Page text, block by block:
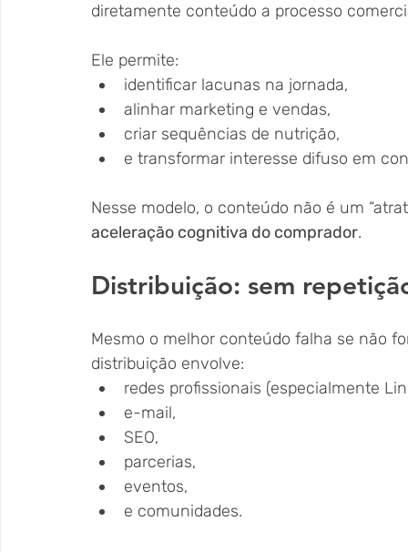
diretamente conteúdo a processo
Ele permite:
identificar lacunas na jornada,
alinhar marketing e vendas,
criar sequências de nutrição,
e transformar interesse difuso em
Nesse modelo, o conteúdo não é um
aceleração cognitiva do comprador.
Distribuição: sem
Mesmo o melhor conteúdo falha se não
distribuição envolve:
redes profissionais (especialmente
e-mail,
SEO,
parcerias,
eventos,
e comunidades.